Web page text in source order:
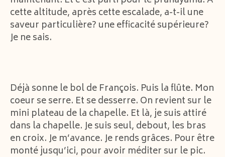
cette altitude, après cette escalade, a-t-il une
saveur particulière? une efficacité supérieure?
Je ne sais.
Déjà sonne le bol de François. Puis la flûte. Mon
coeur se serre. Et se desserre. On revient sur le
mini plateau de la chapelle. Et là, je suis attiré
dans la chapelle. Je suis seul, debout, les bras
en croix. Je m’avance. Je rends grâces. Pour être
monté jusqu’ici, pour avoir méditer sur le pic.